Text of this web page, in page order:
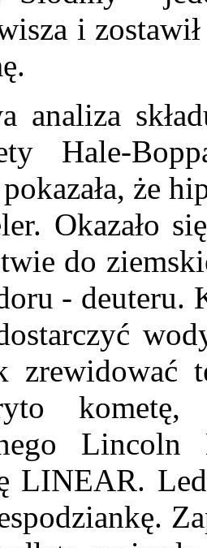
i
analiza
Hale-
że
Okazało
do
- deuteru.
zrewidować
LINEAR.